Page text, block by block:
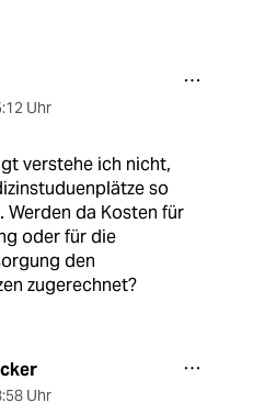
Uhr
verstehe ich nicht,
so
Werden da Kosten für
oder für die
den
zugerechnet?
Uhr